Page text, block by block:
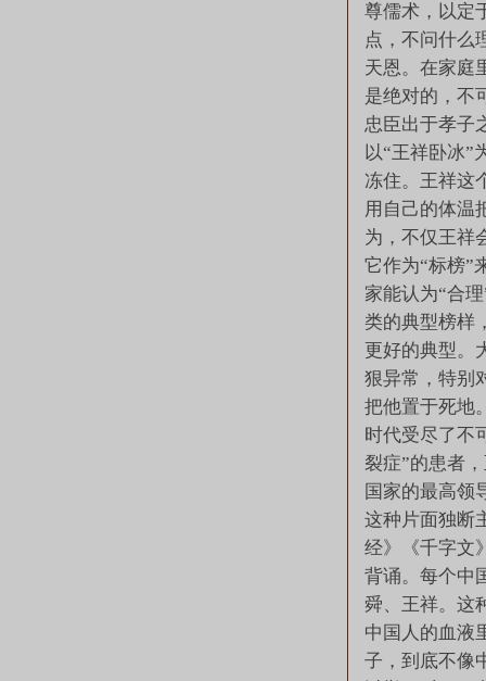
尊儒术，以定
点，不问什么
天恩。在家庭
是绝对的，不
忠臣出于孝子
以“王祥卧冰”
冻住。王祥这
用自己的体温
为，不仅王祥
它作为“标榜”
家能认为“合
类的典型榜样
更好的典型。
狠异常，特别
把他置于死地
时代受尽了不
裂症”的患者
国家的最高领
这种片面独断
经》《千字文
背诵。每个中
舜、王祥。这
中国人的血液
子，到底不像